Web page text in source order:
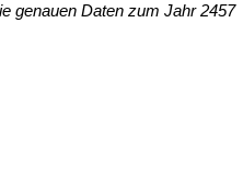
genauen Daten zum Jahr 2457